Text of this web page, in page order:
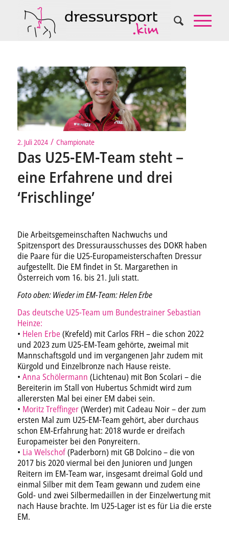
2. Juli 2024 / Championate
Das U25-EM-Team steht –
eine Erfahrene und drei
‘Frischlinge’
Die Arbeitsgemeinschaften Nachwuchs und
Spitzensport des Dressurausschusses des DOKR haben
die Paare für die U25-Europameisterschaften Dressur
aufgestellt. Die EM findet in St. Margarethen in
Österreich vom 16. bis 21. Juli statt.
Foto oben: Wieder im EM-Team: Helen Erbe
Das deutsche U25-Team um Bundestrainer Sebastian
Heinze:
• Helen Erbe (Krefeld) mit Carlos FRH – die schon 2022
und 2023 zum U25-EM-Team gehörte, zweimal mit
Mannschaftsgold und im vergangenen Jahr zudem mit
Kürgold und Einzelbronze nach Hause reiste.
• Anna Schölermann (Lichtenau) mit Bon Scolari – die
Bereiterin im Stall von Hubertus Schmidt wird zum
allerersten Mal bei einer EM dabei sein.
• Moritz Treffinger(Werder) mit Cadeau Noir – der zum
ersten Mal zum U25-EM-Team gehört, aber durchaus
schon EM-Erfahrung hat: 2018 wurde er dreifach
Europameister bei den Ponyreitern.
• Lia Welschof(Paderborn) mit GB Dolcino – die von
2017 bis 2020 viermal bei den Junioren und Jungen
Reitern im EM-Team war, insgesamt dreimal Gold und
einmal Silber mit dem Team gewann und zudem eine
Gold- und zwei Silbermedaillen in der Einzelwertung mit
nach Hause brachte. Im U25-Lager ist es für Lia die erste
EM.